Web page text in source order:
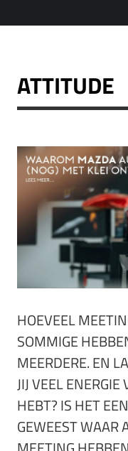
ATTITUDE
HOEVEEL
SOMMIGE
MEERDERE. EN
JIJ VEEL
HEBT? IS HET
GEWEEST WAAR